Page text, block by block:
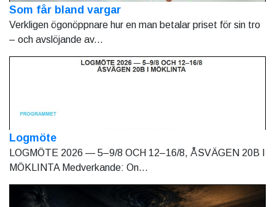
Som får bland vargar
Verkligen ögonöppnare hur en man betalar priset för sin tro
– och avslöjande av...
Logmöte
LOGMÖTE 2026 — 5–9/8 OCH 12–16/8, ÅSVÄGEN 20B I
MÖKLINTA Medverkande: On...